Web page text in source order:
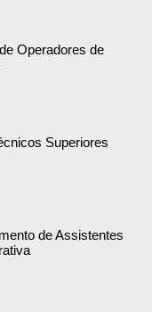
Operadores de
Superiores
de Assistentes